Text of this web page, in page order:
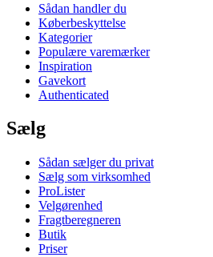
Sådan handler du
Køberbeskyttelse
Kategorier
Populære varemærker
Inspiration
Gavekort
Authenticated
Sælg
Sådan sælger du privat
Sælg som virksomhed
ProLister
Velgørenhed
Fragtberegneren
Butik
Priser